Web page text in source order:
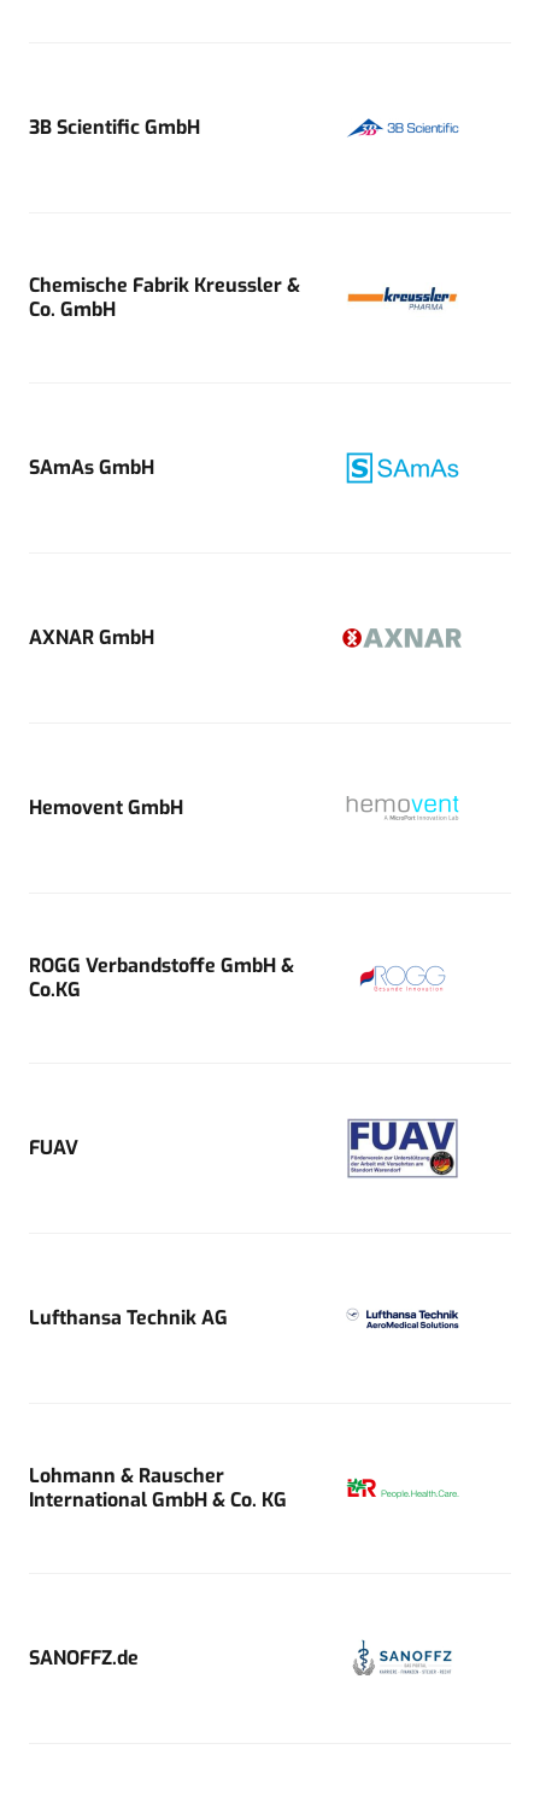
3B Scientific GmbH
Chemische Fabrik Kreussler &
Co. GmbH
SAmAs GmbH
AXNAR GmbH
Hemovent GmbH
ROGG Verbandstoffe GmbH &
Co.KG
FUAV
Lufthansa Technik AG
Lohmann & Rauscher
International GmbH & Co. KG
SANOFFZ.de